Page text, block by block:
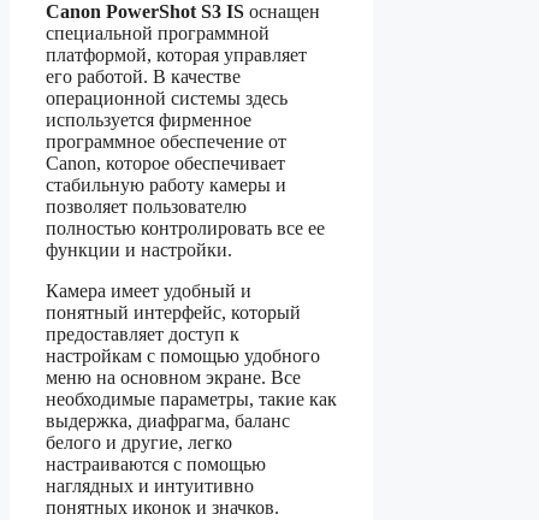
Canon PowerShot S3 IS оснащен
специальной программной
платформой, которая управляет
его работой. В качестве
операционной системы здесь
используется фирменное
программное обеспечение от
Canon, которое обеспечивает
стабильную работу камеры и
позволяет пользователю
полностью контролировать все ее
функции и настройки.
Камера имеет удобный и
понятный интерфейс, который
предоставляет доступ к
настройкам с помощью удобного
меню на основном экране. Все
необходимые параметры, такие как
выдержка, диафрагма, баланс
белого и другие, легко
настраиваются с помощью
наглядных и интуитивно
понятных иконок и значков.